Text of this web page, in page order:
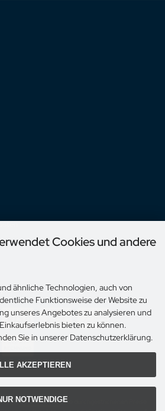
zzgl.Versandkosten. Die durchgestrichenen Preise
Cookies und andere
ähnliche Technologien, auch von
Funktionsweise der Website zu
unseres Angebotes zu analysieren und
bieten zu können.
Sie in unserer Datenschutzerklärung.
AKZEPTIEREN
NOTWENDIGE